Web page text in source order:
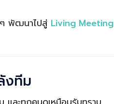
พัฒนาไปสู่ Living Meeting
งทีม